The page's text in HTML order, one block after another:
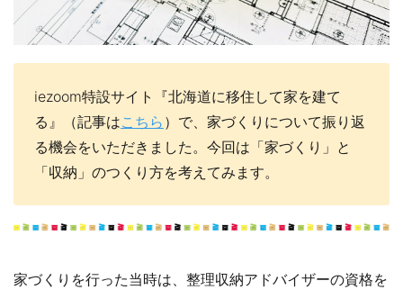
iezoom特設サイト『北海道に移住して家を建て
る』（記事はこちら ）で、家づくりについて振り返
る機会をいただきました。今回は「家づくり」と
「収納」のつくり方を考えてみます。
家づくりを行った当時は、整理収納アドバイザーの資格を